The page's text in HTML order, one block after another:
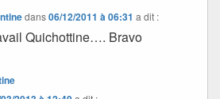
dans06/12/2011 à 06:31 a dit :
Quichottine…. Bravo